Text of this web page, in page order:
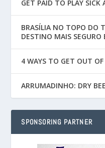
GET PAID TO PLAY
BRASÍLIA NO TOPO DO
DESTINO MAIS SEGURO
4 WAYS TO GET OUT
ARRUMADINHO: DRY
SPONSORING PARTNER